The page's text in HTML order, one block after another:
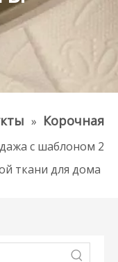
» Корочная
с шаблоном 2
ткани для дома